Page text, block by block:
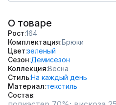
О товаре
Рост 164
Комплектация Брюки
Цвет зеленый
Сезон Демисезон
Коллекция Весна
СтильНа каждый день
Материал текстиль
Состав